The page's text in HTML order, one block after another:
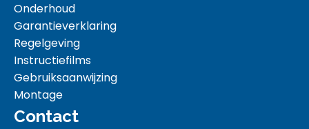
Onderhoud
Garantieverklaring
Regelgeving
Instructiefilms
Gebruiksaanwijzing
Montage
Contact